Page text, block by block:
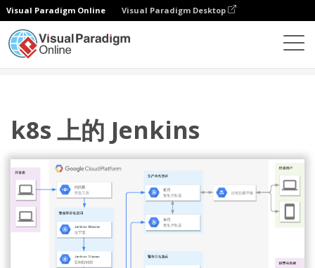
Visual Paradigm Online Visual Paradigm Desktop
k8s 上的 Jenkins